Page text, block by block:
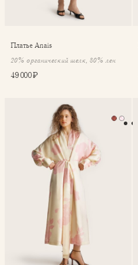
Платье Anais
20% органический шелк, 80% лен
49 000 ₽
Платье 3 в 1 Aimi